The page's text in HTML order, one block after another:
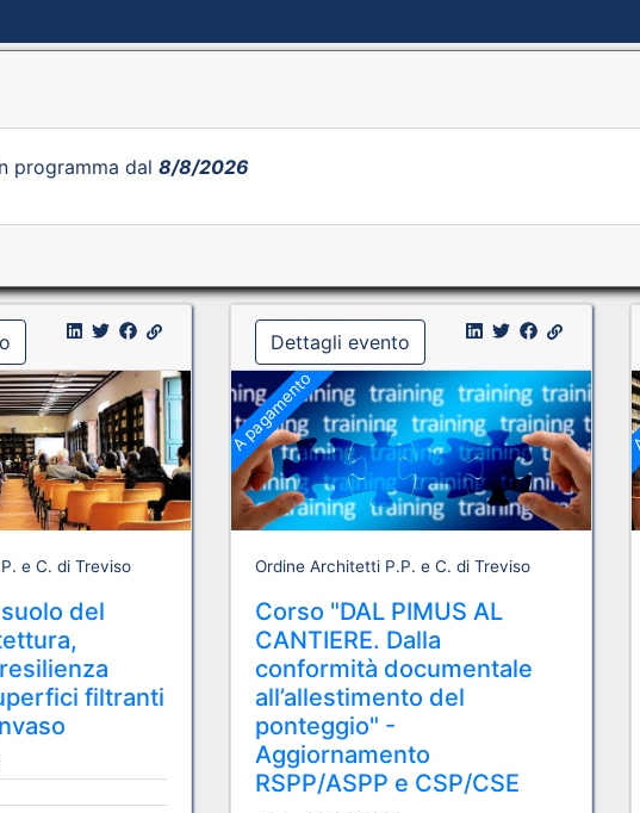
programma dal 8/8/2026
e C. di Treviso
del
filtranti
Dettagli evento
A pagamento
Ordine Architetti P.P. e C. di Treviso
Corso "DAL PIMUS AL
CANTIERE. Dalla
conformità documentale
all’allestimento del
ponteggio" -
Aggiornamento
RSPP/ASPP e CSP/CSE